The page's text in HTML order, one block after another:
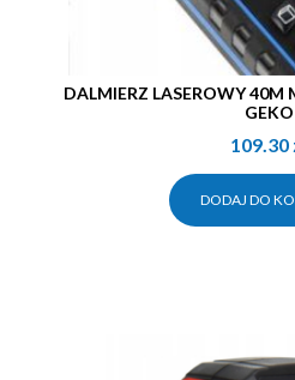
DALMIERZ LASEROWY 40M MIERNIK ODLEGŁOŚCI,
GEKO
109.30
DODAJ DO